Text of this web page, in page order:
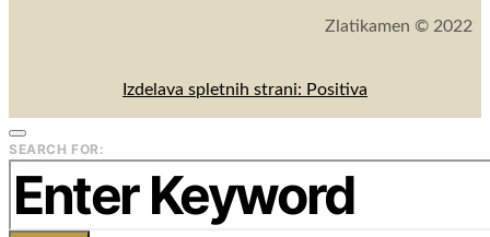
Zlatikamen © 2022
Izdelava spletnih strani: Positiva
SEARCH FOR: